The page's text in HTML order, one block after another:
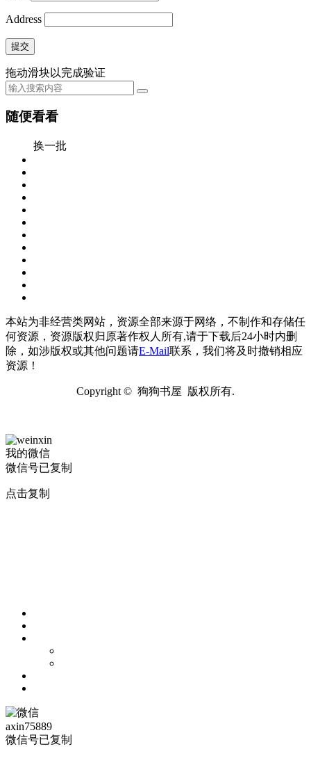
Address
提交
拖动滑块以完成验证
随便看看
换一批
本站为非经营类网站，资源全部来源于网络，不制作和存储任
何资源，资源版权归原著作权人所有,请于下载后24小时内删
除，如涉版权或其他问题请E-Mail联系，我们将及时撤销相应
资源！
Copyright © 狗狗书屋 版权所有.
我的微信
微信号已复制
点击复制
axin75889
微信号已复制